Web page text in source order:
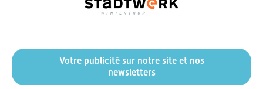
Votre publicité sur notre site et nos
newsletters